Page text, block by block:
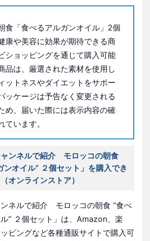
食「食べるアルガンオイル」2個
康や美容に効果が期待できる商
ショッピングを通じて購入可能
品は、厳選された素材を使用し
ットネスやダイエットをサポー
ッケージは予告なく変更される
め、届いた際には表示内容の確
ています。
ャンネルで紹介 モロッコの朝食
ンオイル” ２個セット」を購入でき
オンラインストア）
ンネルで紹介 モロッコの朝食 “食べ
” ２個セット」は、Amazon、楽
ピングなど各種通販サイトで購入可